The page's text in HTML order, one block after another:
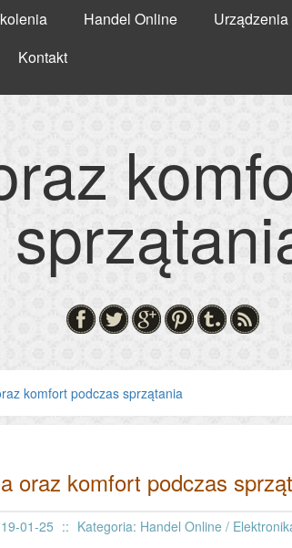
Handel Online
Kontakt
komfort podczas sprzątania
oraz komfort podczas
01-25 :: Kategoria: Handel Online /